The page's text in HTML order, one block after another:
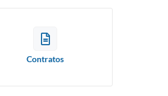
Contratos